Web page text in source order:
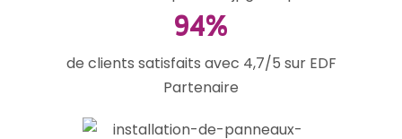
94%
de clients satisfaits avec 4,7/5 sur EDF
Partenaire